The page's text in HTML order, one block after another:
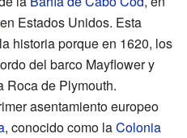
en Estados Unidos. Esta
historia porque en 1620, los
del barco Mayflower y
Roca de Plymouth.
asentamiento europeo
, conocido como laColonia